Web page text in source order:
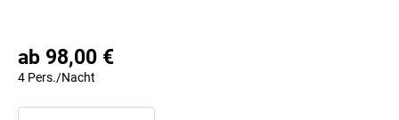
ab 98,00 €
4 Pers./Nacht